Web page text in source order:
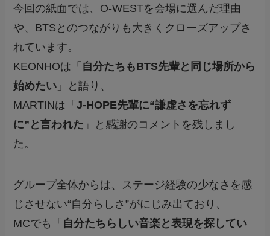
今回の紙面では、O-WESTを会場に選んだ理由
や、BTSとのつながりも大きくクローズアップさ
れています。
KEONHOは「 自分たちもBTS先輩と同じ場所から
始めたい 」と語り、
MARTINは「J-HOPE先輩に“謙虚さを忘れず
に”と言われた 」と感謝のコメントを残しまし
た。
グループ全体からは、ステージ経験の少なさを感
じさせない“自分らしさ”がにじみ出ており、
MCでも「 自分たちらしい音楽と表現を探してい